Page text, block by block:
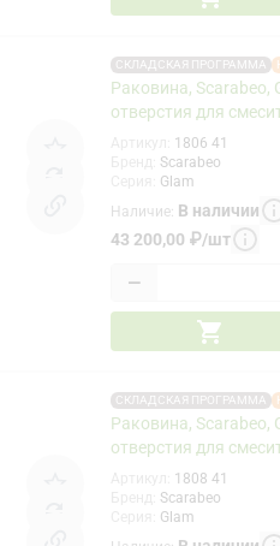
СКЛАДСКАЯ ПРОГРАММА
Раковина, Scarabeo,
отверстия для
1806 41
Scarabeo
Glam
Наличие: В наличии
43 200,00 ₽/шт
−
СКЛАДСКАЯ ПРОГРАММА
Раковина, Scarabeo,
отверстия для
1808 41
Scarabeo
Glam